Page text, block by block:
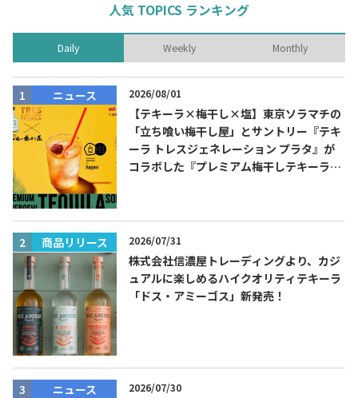
お問合せ
Contact
バー＆レストラン
Bar & Restaurant
Tequila Journal SNS
人気 TOPICS ランキング
Daily Weekly Monthly
ニュース 2026/08/01
【テキーラ×梅干し×塩】東京ソラマチの
「立ち喰い梅干し屋」とサントリー『テキ
ーラ トレスジェネレーション プラタ』が
コラボした『プレミアム梅干しテキーラソ
商品リリース 2026/07/31
株式会社信濃屋トレーディングより、カジ
ュアルに楽しめるハイクオリティテキーラ
「ドス・アミーゴス」新発売！
ニュース 2026/07/30